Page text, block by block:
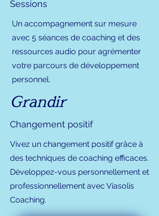
Sessions
Un accompagnement sur mesure
avec 5 séances de coaching et des
ressources audio pour agrémenter
votre parcours de développement
personnel.
Grandir
Changement positif
Vivez un changement positif grâce à
des techniques de coaching efficaces.
Développez-vous personnellement et
professionnellement avec Viasolis
Coaching.